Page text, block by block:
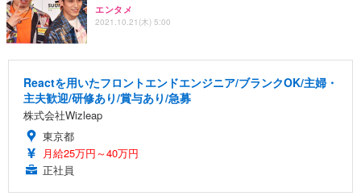
エンタメ
2021.10.21(木) 5:00
Reactを用いたフロントエンドエンジニア/ブランクOK/主婦・
主夫歓迎/研修あり/賞与あり/急募
株式会社Wizleap
東京都
月給25万円～40万円
正社員